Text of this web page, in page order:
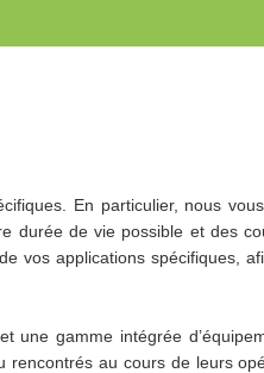
En particulier, nous
durée de vie possible et des
vos applications spécifiques,
gamme intégrée
au cours de leurs